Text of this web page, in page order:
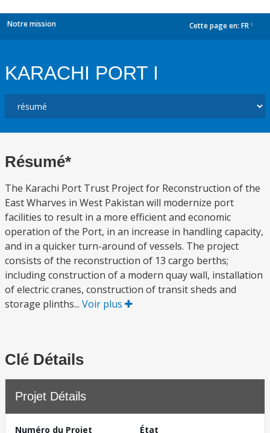
Notre mission Cette page en: FR
KARACHI PORT I
Résumé*
The Karachi Port Trust Project for Reconstruction of the
East Wharves in West Pakistan will modernize port
facilities to result in a more efficient and economic
operation of the Port, in an increase in handling capacity,
and in a quicker turn-around of vessels. The project
consists of the reconstruction of 13 cargo berths;
including construction of a modern quay wall, installation
of electric cranes, construction of transit sheds and
storage plinths... Voir plus
Clé Détails
Projet Détails
Numéro du Projet
État